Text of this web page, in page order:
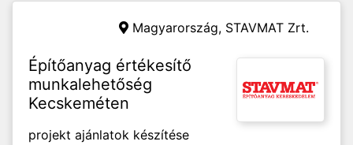
Magyarország, STAVMAT Zrt.
Építőanyag értékesítő
munkalehetőség
Kecskeméten
projekt ajánlatok készítése